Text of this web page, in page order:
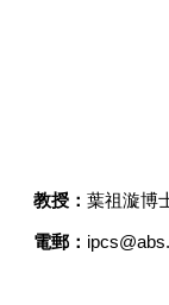
教授： 葉祖漩博
電郵：